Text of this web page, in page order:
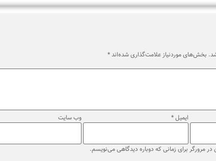
موردنیاز علامت‌گذاری شده‌اند*
ایمیل* وب‌ سایت
برای زمانی که دوباره دیدگاهی می‌نویسم.